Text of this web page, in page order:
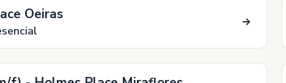
Oeiras